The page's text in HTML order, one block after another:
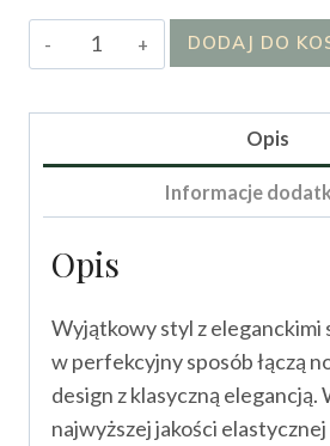
ilość
Spodnie
DODAJ DO
Opis
Informacje
Opis
Wyjątkowy styl z eleganckimi
w perfekcyjny sposób łączą
design z klasyczną elegancją.
najwyższej jakości elastycznej